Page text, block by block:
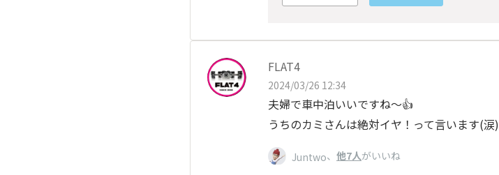
FLAT4
2024/03/26 12:34
夫婦で車中泊いいですね～👍️
うちのカミさんは絶対イヤ！って言います(涙)
Juntwo、 他7人がいいね